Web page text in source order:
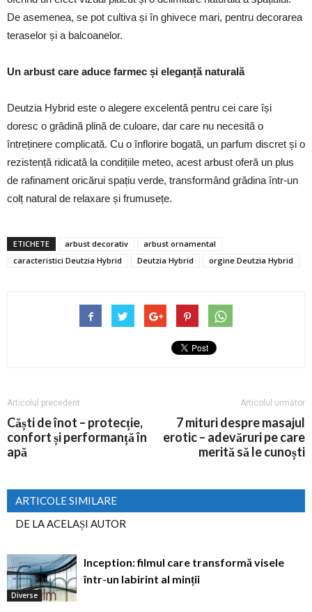
De asemenea, se pot cultiva și în ghivece mari, pentru decorarea
teraselor și a balcoanelor.
Un arbust care aduce farmec și eleganță naturală
Deutzia Hybrid este o alegere excelentă pentru cei care își
doresc o grădină plină de culoare, dar care nu necesită o
întreținere complicată. Cu o înflorire bogată, un parfum discret și o
rezistență ridicată la condițiile meteo, acest arbust oferă un plus
de rafinament oricărui spațiu verde, transformând grădina într-un
colț natural de relaxare și frumusețe.
ETICHETE arbust decorativ
arbust ornamental
caracteristici Deutzia Hybrid
Deutzia Hybrid orgine Deutzia Hybrid
Articolul precedent
Căști de înot – protecție,
confort și performanță în
apă
Articolul următor
7 mituri despre masajul
erotic – adevăruri pe care
merită să le cunoști
ARTICOLE SIMILARE
DE LA ACELAȘI AUTOR
Diverse
Inception: filmul care transformă visele
într-un labirint al minții